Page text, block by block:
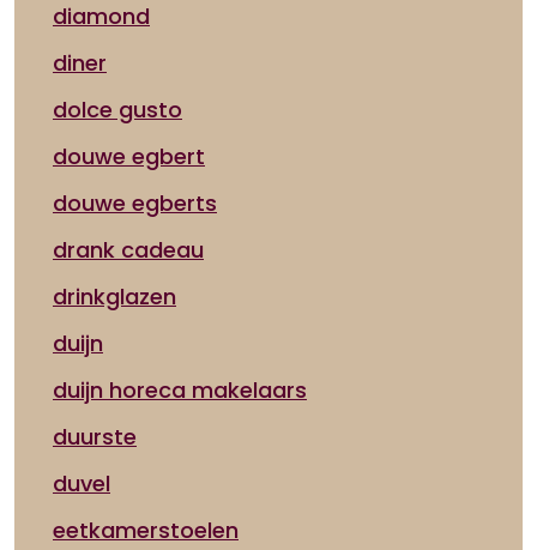
diamond
diner
dolce gusto
douwe egbert
douwe egberts
drank cadeau
drinkglazen
duijn
duijn horeca makelaars
duurste
duvel
eetkamerstoelen